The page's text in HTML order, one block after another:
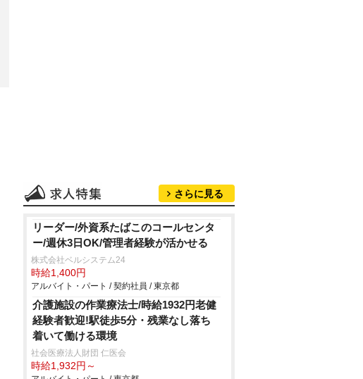
さらに見る
リーダー/外資系たばこのコールセンタ
ー/週休3日OK/管理者経験が活かせる
株式会社ベルシステム24
時給1,400円
アルバイト・パート / 契約社員 / 東京都
介護施設の作業療法士/時給1932円老健
経験者歓迎!駅徒歩5分・残業なし落ち
着いて働ける環境
社会医療法人財団 仁医会
時給1,932円～